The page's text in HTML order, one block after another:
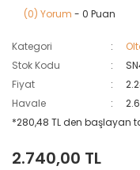
(0) Yorum - 0 Puan
Kategori
Stok Kodu
Fiyat
Havale
*280,48 TL den başlayan
2.740,00 TL